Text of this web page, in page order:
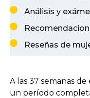
Análisis y
Reseñas de
A las 37 semanas
un período